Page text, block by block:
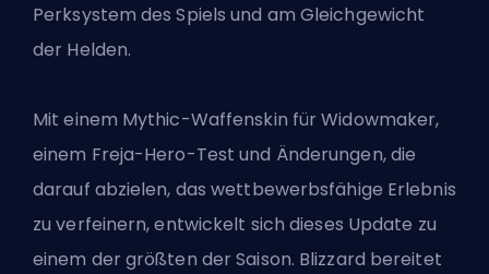
Perksystem des Spiels und am Gleichgewicht
der Helden.
Mit einem Mythic-Waffenskin für Widowmaker,
einem Freja-Hero-Test und Änderungen, die
darauf abzielen, das wettbewerbsfähige Erlebnis
zu verfeinern, entwickelt sich dieses Update zu
einem der größten der Saison. Blizzard bereitet